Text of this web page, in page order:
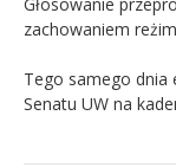
zachowaniem
Tego samego dnia
Senatu UW na